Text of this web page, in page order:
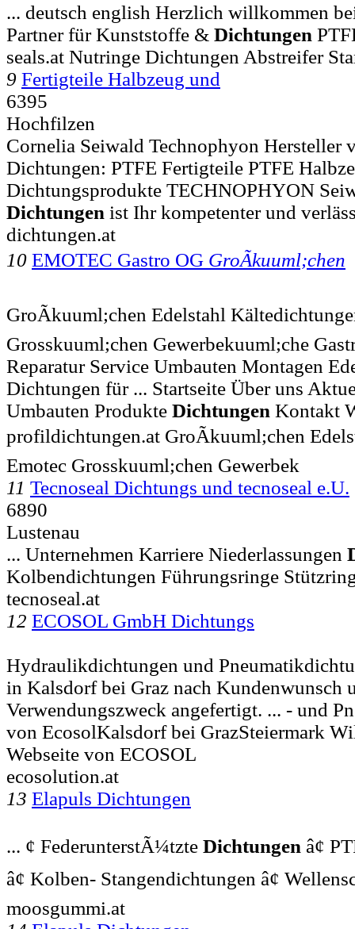
... deutsch english Herzlich willkommen
Partner für Kunststoffe & Dichtungen
seals.at Nutringe Dichtungen Abstreifer
9 Fertigteile Halbzeug und
6395
Hochfilzen
Cornelia Seiwald Technophyon Hersteller
Dichtungen: PTFE Fertigteile PTFE
Dichtungsprodukte TECHNOPHYON
Dichtungen ist Ihr kompetenter und
dichtungen.at
10 EMOTEC Gastro OG GroÃkuuml;chen
GroÃkuuml;chen Edelstahl
Grosskuuml;chen Gewerbekuuml;che
Reparatur Service Umbauten Montagen
Dichtungen für ... Startseite Über uns
Umbauten Produkte Dichtungen Kontakt
profildichtungen.at GroÃkuuml;chen
Emotec Grosskuuml;chen Gewerbek
11 Tecnoseal Dichtungs und tecnoseal e.U.
6890
Lustenau
... Unternehmen Karriere Niederlassungen
Kolbendichtungen Führungsringe
tecnoseal.at
12 ECOSOL GmbH Dichtungs
Hydraulikdichtungen und
in Kalsdorf bei Graz nach Kundenwunsch
Verwendungszweck angefertigt. ... - und
von EcosolKalsdorf bei GrazSteiermark
Webseite von ECOSOL
ecosolution.at
13 Elapuls Dichtungen
... ¢ FederunterstÃ¼tzte Dichtungen â¢
â¢ Kolben- Stangendichtungen â¢
moosgummi.at